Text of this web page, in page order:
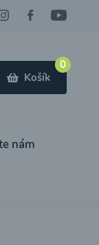
0
Košík
nám